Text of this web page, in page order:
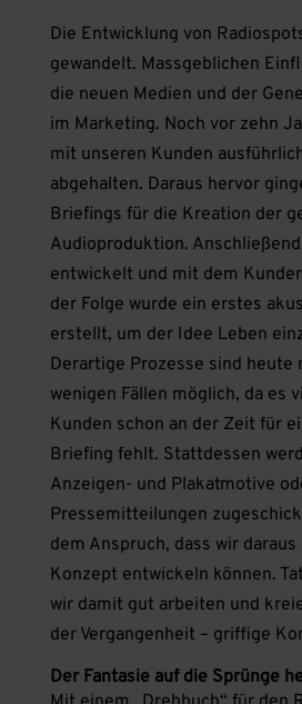
Die Entwicklung von
gewandelt. Massgeblichen
die neuen Medien und der
im Marketing. Noch vor zehn
mit unseren Kunden
abgehalten. Daraus hervor
Briefings für die Kreation der
Audioproduktion.
entwickelt und mit dem
der Folge wurde ein erstes
erstellt, um der Idee Leben
Derartige Prozesse sind heute
wenigen Fällen möglich, da es
Kunden schon an der Zeit für
Briefing fehlt. Stattdessen
Anzeigen- und Plakatmotive
Pressemitteilungen
dem Anspruch, dass wir
Konzept entwickeln können.
wir damit gut arbeiten und
der Vergangenheit – griffige
Der Fantasie auf die Sprünge